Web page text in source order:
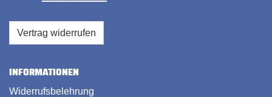
Vertrag widerrufen
INFORMATIONEN
Widerrufsbelehrung